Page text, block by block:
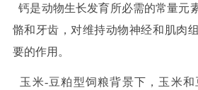
钙是动物生长发育所必需的常量元
骼和牙齿，对维持动物神经和肌肉
要的作用。
玉米-豆粕型饲粮背景下，玉米和